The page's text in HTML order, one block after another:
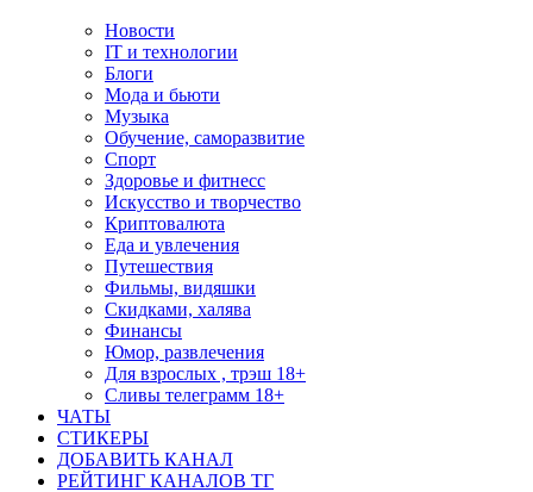
Новости
IT и технологии
Блоги
Мода и бьюти
Музыка
Обучение, саморазвитие
Спорт
Здоровье и фитнесс
Искусство и творчество
Криптовалюта
Еда и увлечения
Путешествия
Фильмы, видяшки
Скидками, халява
Финансы
Юмор, развлечения
Для взрослых , трэш 18+
Сливы телеграмм 18+
ЧАТЫ
СТИКЕРЫ
ДОБАВИТЬ КАНАЛ
РЕЙТИНГ КАНАЛОВ ТГ